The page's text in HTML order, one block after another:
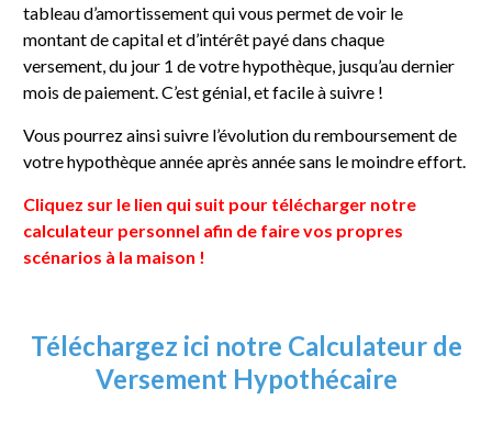
tableau d’amortissement qui vous permet de voir le
montant de capital et d’intérêt payé dans chaque
versement, du jour 1 de votre hypothèque, jusqu’au dernier
mois de paiement. C’est génial, et facile à suivre !
Vous pourrez ainsi suivre l’évolution du remboursement de
votre hypothèque année après année sans le moindre effort.
Cliquez sur le lien qui suit pour télécharger notre
calculateur personnel afin de faire vos propres
scénarios à la maison !
Téléchargez ici notre Calculateur de
Versement Hypothécaire